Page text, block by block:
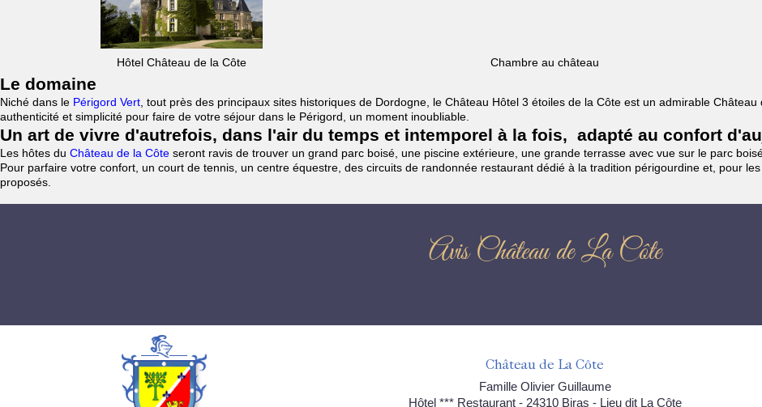
Hôtel Château de la Côte Chambre au château
Le domaine
Niché dans le Périgord Vert , tout près des principaux sites historiques de Dordogne, le Château Hôtel 3 étoiles de la Côte est un admirable
authenticité et simplicité pour faire de votre séjour dans le Périgord, un moment inoubliable.
Un art de vivre d'autrefois, dans l'air du temps et intemporel à la fois, adapté au confort
Les hôtes du Château de la Côte seront ravis de trouver un grand parc boisé, une piscine extérieure, une grande terrasse avec vue sur le parc
Pour parfaire votre confort, un court de tennis, un centre équestre, des circuits de randonnée restaurant dédié à la tradition périgourdine et, pour
proposés.
Avis Château de La Côte
Château de La Côte
Famille Olivier Guillaume
Hôtel *** Restaurant - 24310 Biras - Lieu dit La Côte